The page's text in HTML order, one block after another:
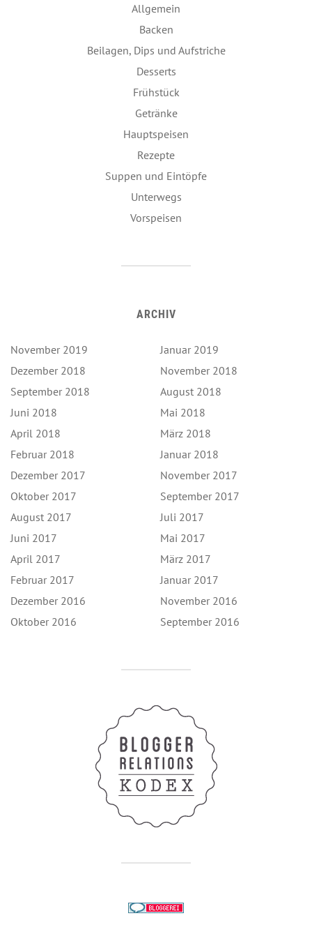
Allgemein
Backen
Beilagen, Dips und Aufstriche
Desserts
Frühstück
Getränke
Hauptspeisen
Rezepte
Suppen und Eintöpfe
Unterwegs
Vorspeisen
ARCHIV
November 2019
Januar 2019
Dezember 2018
November 2018
September 2018
August 2018
Juni 2018
Mai 2018
April 2018
März 2018
Februar 2018
Januar 2018
Dezember 2017
November 2017
Oktober 2017
September 2017
August 2017
Juli 2017
Juni 2017
Mai 2017
April 2017
März 2017
Februar 2017
Januar 2017
Dezember 2016
November 2016
Oktober 2016
September 2016